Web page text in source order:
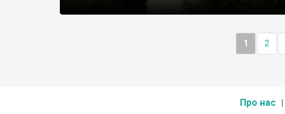
1 2
Про нас